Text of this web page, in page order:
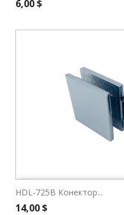
Ціна
6,00 $
HDL-725В Конектор...
Ціна
14,00 $